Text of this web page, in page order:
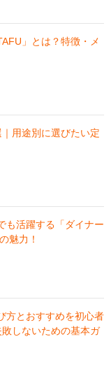
」とは？特徴・メ
用途別に選びたい定
も活躍する「ダイナー
魅力！
方とおすすめを初心者
しないための基本ガ